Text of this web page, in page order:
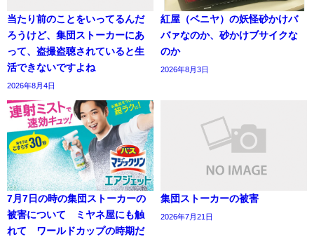
当たり前のことをいってるんだ
ろうけど、集団ストーカーにあ
って、盗撮盗聴されていると生
活できないですよね
2026年8月4日
紅屋（ベニヤ）の妖怪砂かけバ
バァなのか、砂かけブサイクな
のか
2026年8月3日
7月7日の時の集団ストーカーの
被害について ミヤネ屋にも触
れて ワールドカップの時期だ
集団ストーカーの被害
2026年7月21日